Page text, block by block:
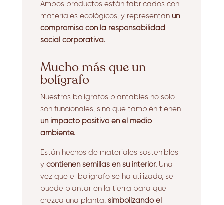
Ambos productos están fabricados con
materiales ecológicos, y representan un
compromiso con la responsabilidad
social corporativa.
Mucho más que un
bolígrafo
Nuestros bolígrafos plantables no solo
son funcionales, sino que también tienen
un impacto positivo en el medio
ambiente.
Están hechos de materiales sostenibles
y contienen semillas en su interior.Una
vez que el bolígrafo se ha utilizado, se
puede plantar en la tierra para que
crezca una planta, simbolizando el